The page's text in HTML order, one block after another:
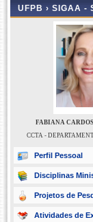
UFPB › SIGAA -
FABIANA
CCTA -
Perfil Pessoal
Disciplinas
Projetos de
Atividades de